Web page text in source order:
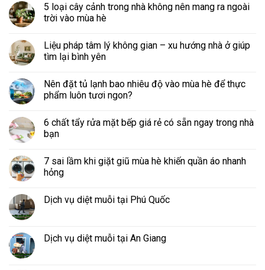
5 loại cây cảnh trong nhà không nên mang ra ngoài
trời vào mùa hè
Liệu pháp tâm lý không gian – xu hướng nhà ở giúp
tìm lại bình yên
Nên đặt tủ lạnh bao nhiêu độ vào mùa hè để thực
phẩm luôn tươi ngon?
6 chất tẩy rửa mặt bếp giá rẻ có sẵn ngay trong nhà
bạn
7 sai lầm khi giặt giũ mùa hè khiến quần áo nhanh
hỏng
Dịch vụ diệt muỗi tại Phú Quốc
Dịch vụ diệt muỗi tại An Giang